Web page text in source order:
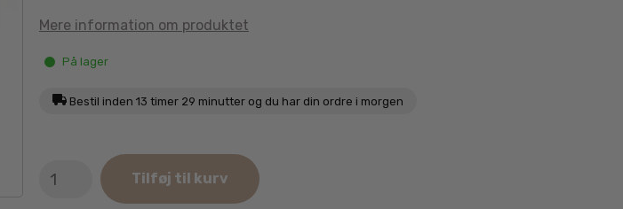
Mere information om produktet
På lager
Bestil inden 13 timer 29 minutter og du har din ordre i morgen
Interactive
Tilføj til kurv